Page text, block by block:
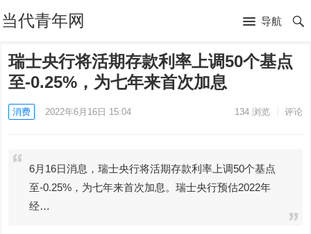
当代青年网 导航
瑞士央行将活期存款利率上调50个基点
至-0.25%，为七年来首次加息
消费 2022年6月16日 15:04 134浏览 评论
6月16日消息，瑞士央行将活期存款利率上调50个基点
至-0.25%，为七年来首次加息。瑞士央行预估2022年
经…